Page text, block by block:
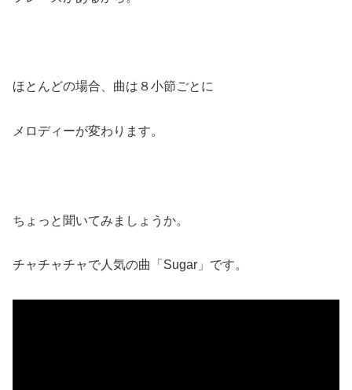
ほとんどの場合、曲は８小節ごとに
メロディーが変わります。
ちょっと聞いてみましょうか。
チャチャチャで人気の曲「Sugar」です。